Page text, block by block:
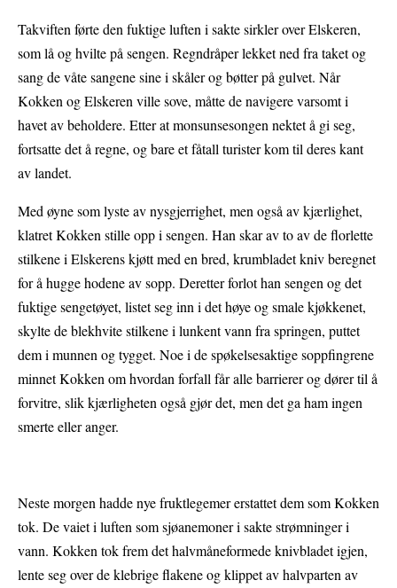
Takviften førte den fuktige luften i sakte sirkler over Elskeren,
som lå og hvilte på sengen. Regndråper lekket ned fra taket og
sang de våte sangene sine i skåler og bøtter på gulvet. Når
Kokken og Elskeren ville sove, måtte de navigere varsomt i
havet av beholdere. Etter at monsunsesongen nektet å gi seg,
fortsatte det å regne, og bare et fåtall turister kom til deres kant
av landet.
Med øyne som lyste av nysgjerrighet, men også av kjærlighet,
klatret Kokken stille opp i sengen. Han skar av to av de florlette
stilkene i Elskerens kjøtt med en bred, krumbladet kniv beregnet
for å hugge hodene av sopp. Deretter forlot han sengen og det
fuktige sengetøyet, listet seg inn i det høye og smale kjøkkenet,
skylte de blekhvite stilkene i lunkent vann fra springen, puttet
dem i munnen og tygget. Noe i de spøkelsesaktige soppfingrene
minnet Kokken om hvordan forfall får alle barrierer og dører til å
forvitre, slik kjærligheten også gjør det, men det ga ham ingen
smerte eller anger.
Neste morgen hadde nye fruktlegemer erstattet dem som Kokken
tok. De vaiet i luften som sjøanemoner i sakte strømninger i
vann. Kokken tok frem det halvmåneformede knivbladet igjen,
lente seg over de klebrige flakene og klippet av halvparten av